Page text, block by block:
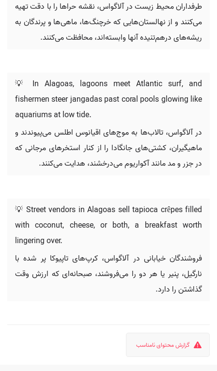
طرفداران محیط زیست در آلاگواس، نقشه حراها را با دقت تهیه
می‌کنند و از نهالستان‌هایی که خرچنگ‌ها، ماهی‌ها و پرندگان به
ریشه‌های درهم‌تنیده آنها وابسته‌اند، محافظت می‌کنند.
💡 In Alagoas, lagoons meet Atlantic surf, and
fishermen steer jangadas past coral pools glowing like
aquariums at low tide.
در آلاگواس، تالاب‌ها به موج‌های اقیانوس اطلس می‌پیوندند و
ماهیگیران، کشتی‌های جانگادا را از کنار استخرهای مرجانی که
در جزر و مد مانند آکواریوم می‌درخشند، هدایت می‌کنند.
💡 Street vendors in Alagoas sell tapioca crêpes filled
with coconut, cheese, or both, a breakfast worth
lingering over.
فروشندگان خیابانی در آلاگواس، کرپ‌های تاپیوکا پر شده با
نارگیل، پنیر یا هر دو را می‌فروشند، صبحانه‌ای که ارزش وقت
گذاشتن را دارد.
گزارش محتوای نامناسب